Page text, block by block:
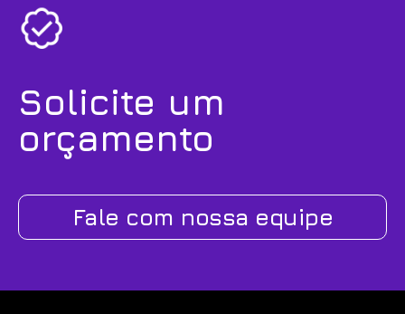
Solicite um
orçamento
Fale com nossa equipe